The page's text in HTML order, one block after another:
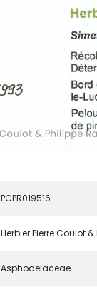
PCPR019516
Herbier Pierre Coulot
Asphodelaceae